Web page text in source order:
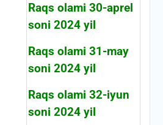
Raqs olami 30-aprel
soni 2024 yil
Raqs olami 31-may
soni 2024 yil
Raqs olami 32-iyun
soni 2024 yil